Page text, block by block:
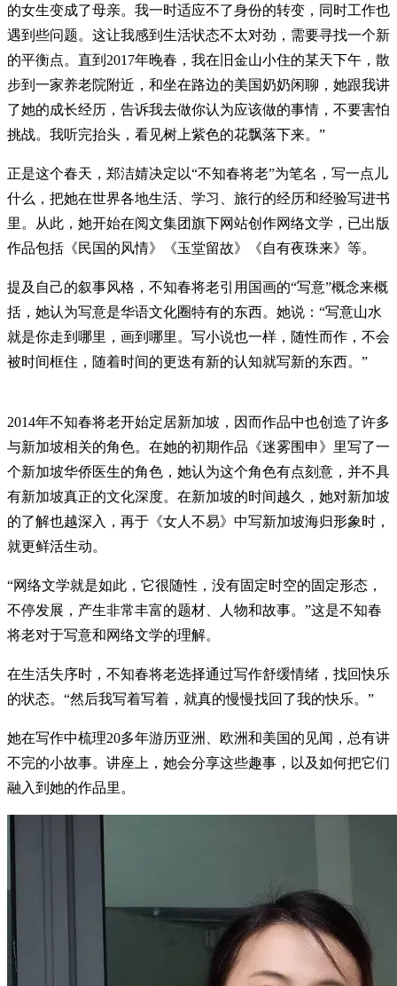
的女生变成了母亲。我一时适应不了身份的转变，同时工作也
遇到些问题。这让我感到生活状态不太对劲，需要寻找一个新
的平衡点。直到2017年晚春，我在旧金山小住的某天下午，散
步到一家养老院附近，和坐在路边的美国奶奶闲聊，她跟我讲
了她的成长经历，告诉我去做你认为应该做的事情，不要害怕
挑战。我听完抬头，看见树上紫色的花飘落下来。”
正是这个春天，郑洁婧决定以“不知春将老”为笔名，写一点儿
什么，把她在世界各地生活、学习、旅行的经历和经验写进书
里。从此，她开始在阅文集团旗下网站创作网络文学，已出版
作品包括《民国的风情》《玉堂留故》《自有夜珠来》等。
提及自己的叙事风格，不知春将老引用国画的“写意”概念来概
括，她认为写意是华语文化圈特有的东西。她说：“写意山水
就是你走到哪里，画到哪里。写小说也一样，随性而作，不会
被时间框住，随着时间的更迭有新的认知就写新的东西。”
2014年不知春将老开始定居新加坡，因而作品中也创造了许多
与新加坡相关的角色。在她的初期作品《迷雾围申》里写了一
个新加坡华侨医生的角色，她认为这个角色有点刻意，并不具
有新加坡真正的文化深度。在新加坡的时间越久，她对新加坡
的了解也越深入，再于《女人不易》中写新加坡海归形象时，
就更鲜活生动。
“网络文学就是如此，它很随性，没有固定时空的固定形态，
不停发展，产生非常丰富的题材、人物和故事。”这是不知春
将老对于写意和网络文学的理解。
在生活失序时，不知春将老选择通过写作舒缓情绪，找回快乐
的状态。“然后我写着写着，就真的慢慢找回了我的快乐。”
她在写作中梳理20多年游历亚洲、欧洲和美国的见闻，总有讲
不完的小故事。讲座上，她会分享这些趣事，以及如何把它们
融入到她的作品里。